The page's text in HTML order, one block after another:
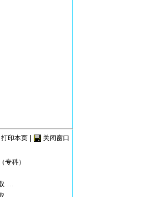
打印本页| 关闭窗口
专科）